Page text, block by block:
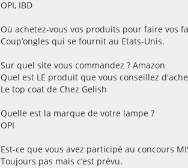
OPI, IBD
Où achetez-vous vos produits pour faire vos
Coup’ongles qui se fournit au Etats-Unis.
Sur quel site vous commandez ? Amazon
Quel est LE produit que vous conseillez
Le top coat de Chez Gelish
Quelle est la marque de votre lampe ?
OPI
Est-ce que vous avez participé au concours
Toujours pas mais c’est prévu.